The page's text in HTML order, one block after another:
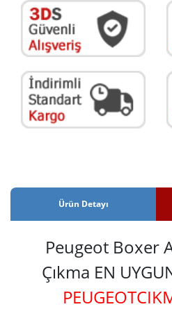
Ürün Detayı
Peugeot Boxer
Çıkma EN